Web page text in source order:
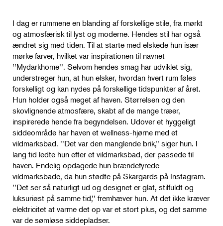
I dag er rummene en blanding af forskellige stile, fra mørkt
og atmosfærisk til lyst og moderne. Hendes stil har også
ændret sig med tiden. Til at starte med elskede hun især
mørke farver, hvilket var inspirationen til navnet
’’Mydarkhome’’. Selvom hendes smag har udviklet sig,
understreger hun, at hun elsker, hvordan hvert rum føles
forskelligt og kan nydes på forskellige tidspunkter af året.
Hun holder også meget af haven. Størrelsen og den
skovlignende atmosfære, skabt af de mange træer,
inspirerede hende fra begyndelsen. Udover et hyggeligt
siddeområde har haven et wellness-hjørne med et
vildmarksbad. ’’Det var den manglende brik,’’ siger hun. I
lang tid ledte hun efter et vildmarksbad, der passede til
haven. Endelig opdagede hun brændefyrede
vildmarksbade, da hun stødte på Skargards på Instagram.
’’Det ser så naturligt ud og designet er glat, stilfuldt og
luksuriøst på samme tid,’’ fremhæver hun. At det ikke kræver
elektricitet at varme det op var et stort plus, og det samme
var de sømløse siddepladser.